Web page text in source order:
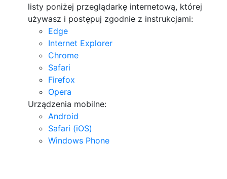
listy poniżej przeglądarkę internetową, której
używasz i postępuj zgodnie z instrukcjami:
Edge
Internet Explorer
Chrome
Safari
Firefox
Opera
Urządzenia mobilne:
Android
Safari (iOS)
Windows Phone